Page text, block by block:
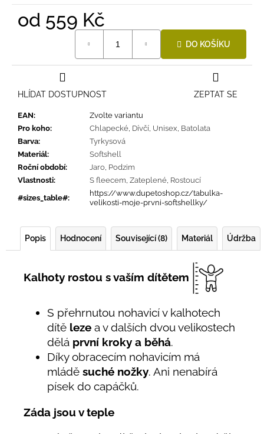
od 559 Kč
DO KOŠÍKU
EAN:
Zvolte variantu
Pro koho: Chlapecké, Dívčí, Unisex, Batolata
Barva:
Tyrkysová
Materiál:
Softshell
Roční období: Jaro, Podzim
Vlastnosti: S fleecem, Zateplené, Rostoucí
#sizes_table#:
https://www.dupetoshop.cz/tabulka-
velikosti-moje-prvni-softshellky/
ZEPTAT SE
HLÍDAT DOSTUPNOST
Popis Hodnocení Související (8) Materiál Údržba
Kalhoty rostou s vaším dítětem
S přehrnutou nohavicí v kalhotech
dítě leze a v dalších dvou velikostech
dělá první kroky a běhá.
Díky obracecím nohavicím má
mládě suché nožky. Ani nenabírá
písek do capáčků.
Záda jsou v teple